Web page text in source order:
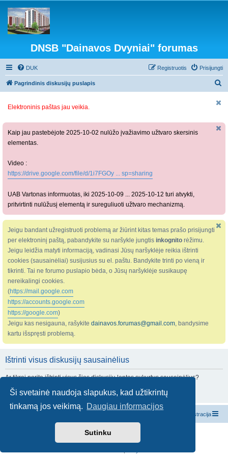
Ši svetainė naudoja slapukus, kad užtikrintų
tinkamą jos veikimą. Daugiau informacijos
Sutinku
DNSB "Dainavos Dvyniai" forumas
DUK Prisijungti
Registruotis
Pagrindinis diskusijų puslapis
Elektroninis paštas jau veikia.
Kaip jau pastebėjote 2025-10-02 nulūžo įvažiavimo užtvaro skersinis
elementas.
Video :
https://drive.google.com/file/d/1i7FGOy ... sp=sharing
UAB Vartonas informuotas, iki 2025-10-09 ... 2025-10-12 turi atvykti,
pritvirtinti nulūžusį elementą ir sureguliuoti užtvaro mechanizmą.
Jeigu bandant užregistruoti problemą ar žiūrint kitas temas prašo prisijungti
per elektroninį paštą, pabandykite su naršykle jungtis inkognito rėžimu.
Jeigu leidžia matyti informaciją, vadinasi Jūsų naršyklėje reikia ištrinti
cookies (sausainėliai) susijusius su el. paštu. Bandykite trinti po vieną ir
tikrinti. Tai ne forumo puslapio bėda, o Jūsų naršyklėje susikaupę
nereikalingi cookies.
(https://mail.google.com
https://accounts.google.com
https://google.com)
Jeigu kas nesigauna, rašykite dainavos.forumas@gmail.com, bandysime
kartu išspręsti problemą.
Ištrinti visus diskusijų sausainėlius
Ar tikrai norite ištrinti visus šios diskusijų lentos sukurtus sausainėlius?
Susisiekite su administracija
phpBB® Forum Software © phpBB Limited
© 2024